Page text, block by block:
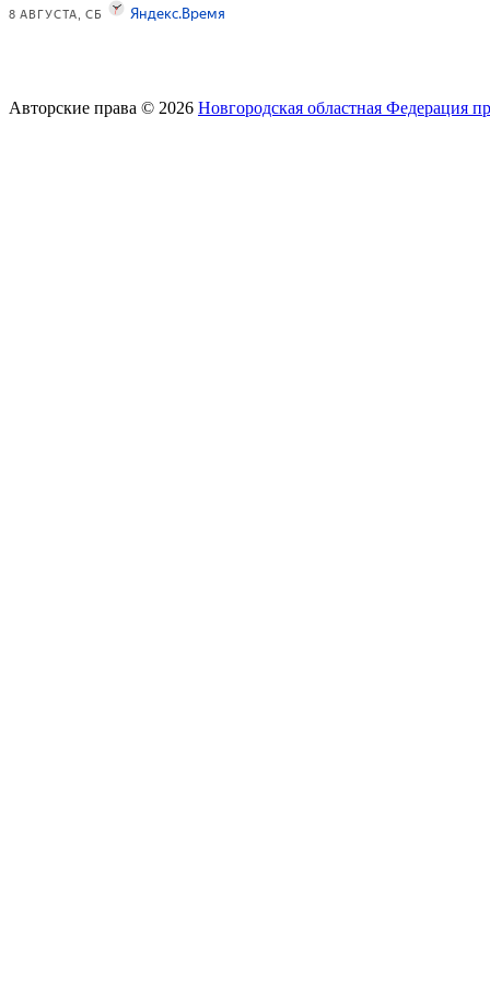
Авторские права © 2026 Новгородская областная Федерация